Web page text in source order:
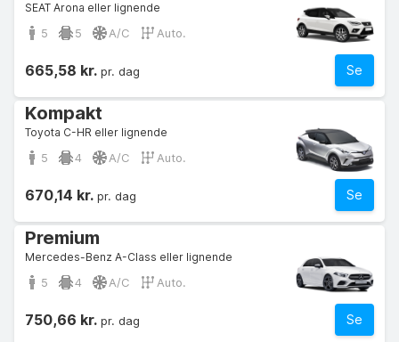
SEAT Arona eller lignende
5 5 A/C Auto.
Se
665,58 kr. pr. dag
Kompakt
Toyota C-HR eller lignende
5 4 A/C Auto.
Se
670,14 kr. pr. dag
Premium
Mercedes-Benz A-Class eller lignende
5 4 A/C Auto.
Se
750,66 kr. pr. dag